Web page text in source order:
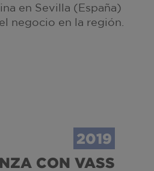
en Sevilla (España)
negocio en la región.
2019
CON VASS